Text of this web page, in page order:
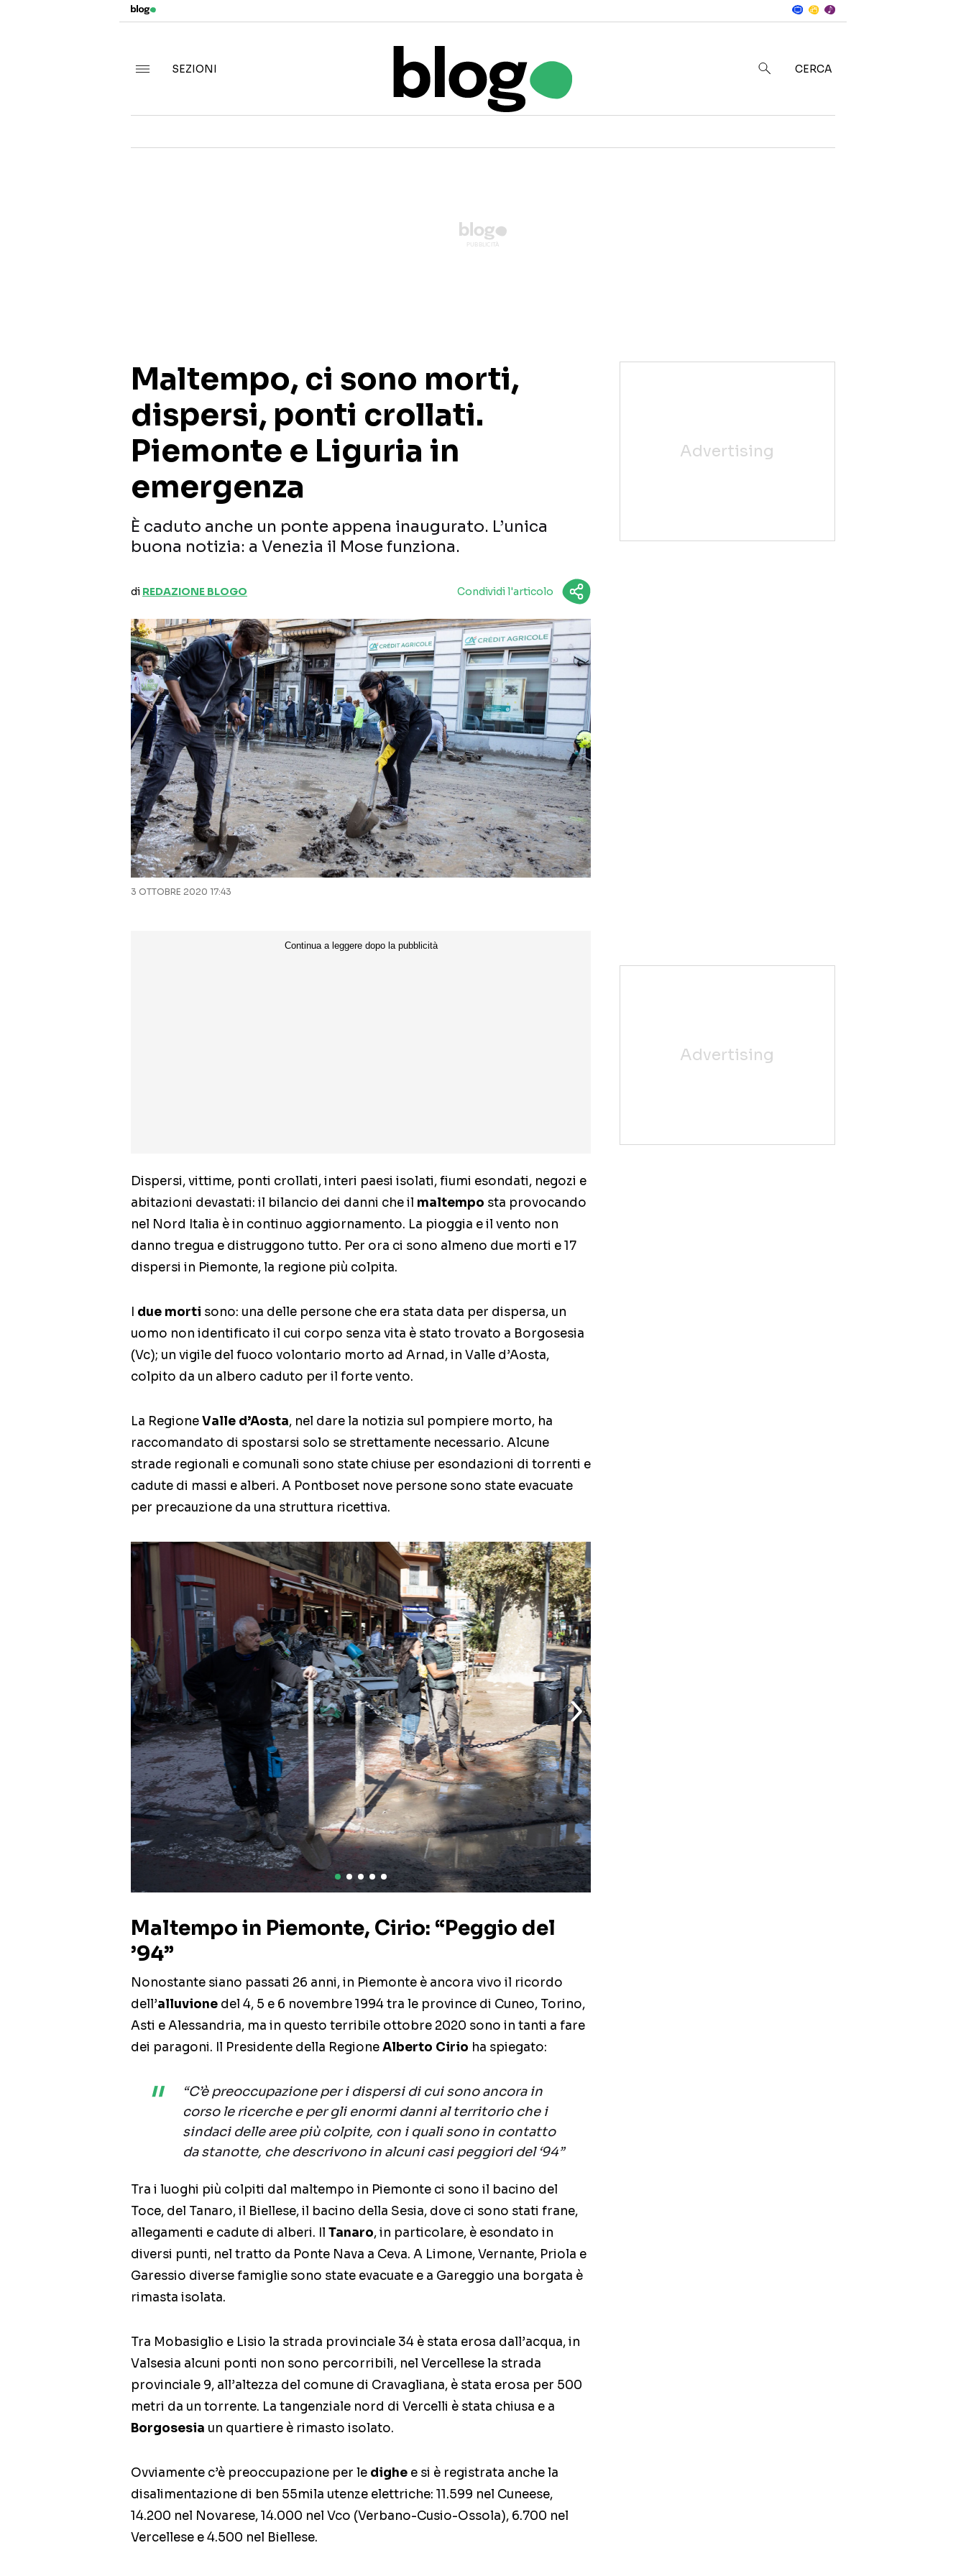
SEZIONI
CERCA
Maltempo, ci sono morti,
dispersi, ponti crollati.
Piemonte e Liguria in
emergenza
È caduto anche un ponte appena inaugurato. L’unica
buona notizia: a Venezia il Mose funziona.
di REDAZIONE BLOGO Condividi l'articolo
3 OTTOBRE 2020 17:43
Dispersi, vittime, ponti crollati, interi paesi isolati, fiumi esondati, negozi e
abitazioni devastati: il bilancio dei danni che il maltempo sta provocando
nel Nord Italia è in continuo aggiornamento. La pioggia e il vento non
danno tregua e distruggono tutto. Per ora ci sono almeno due morti e 17
dispersi in Piemonte, la regione più colpita.
I due morti sono: una delle persone che era stata data per dispersa, un
uomo non identificato il cui corpo senza vita è stato trovato a Borgosesia
(Vc); un vigile del fuoco volontario morto ad Arnad, in Valle d’Aosta,
colpito da un albero caduto per il forte vento.
La RegioneValle d’Aosta, nel dare la notizia sul pompiere morto, ha
raccomandato di spostarsi solo se strettamente necessario. Alcune
strade regionali e comunali sono state chiuse per esondazioni di torrenti e
cadute di massi e alberi. A Pontboset nove persone sono state evacuate
per precauzione da una struttura ricettiva.
Maltempo in Piemonte, Cirio: “Peggio del
’94”
Nonostante siano passati 26 anni, in Piemonte è ancora vivo il ricordo
dell’alluvione del 4, 5 e 6 novembre 1994 tra le province di Cuneo, Torino,
Asti e Alessandria, ma in questo terribile ottobre 2020 sono in tanti a fare
dei paragoni. Il Presidente della RegioneAlberto Cirio ha spiegato:
“C’è preoccupazione per i dispersi di cui sono ancora in
corso le ricerche e per gli enormi danni al territorio che i
sindaci delle aree più colpite, con i quali sono in contatto
da stanotte, che descrivono in alcuni casi peggiori del ‘94”
Tra i luoghi più colpiti dal maltempo in Piemonte ci sono il bacino del
Toce, del Tanaro, il Biellese, il bacino della Sesia, dove ci sono stati frane,
allegamenti e cadute di alberi. Il Tanaro, in particolare, è esondato in
diversi punti, nel tratto da Ponte Nava a Ceva. A Limone, Vernante, Priola e
Garessio diverse famiglie sono state evacuate e a Gareggio una borgata è
rimasta isolata.
Tra Mobasiglio e Lisio la strada provinciale 34 è stata erosa dall’acqua, in
Valsesia alcuni ponti non sono percorribili, nel Vercellese la strada
provinciale 9, all’altezza del comune di Cravagliana, è stata erosa per 500
metri da un torrente. La tangenziale nord di Vercelli è stata chiusa e a
Borgosesia un quartiere è rimasto isolato.
Ovviamente c’è preoccupazione per le dighe e si è registrata anche la
disalimentazione di ben 55mila utenze elettriche: 11.599 nel Cuneese,
14.200 nel Novarese, 14.000 nel Vco (Verbano-Cusio-Ossola), 6.700 nel
Vercellese e 4.500 nel Biellese.